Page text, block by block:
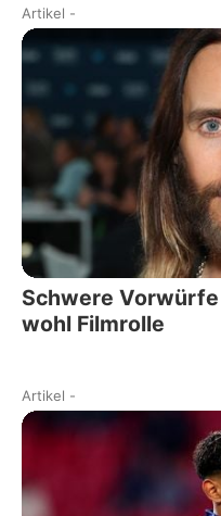
Artikel -
Schwere
wohl Filmrolle
Artikel -